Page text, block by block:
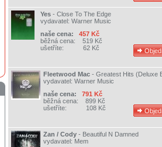
Yes - Close To The Edge
vydavatel: Warner Music
naše cena:
457 Kč
běžná cena: 519 Kč
ušetříte: 62 Kč
Fleetwood Mac - Greatest Hits (Deluxe
vydavatel: Warner Music
naše cena:
791 Kč
běžná cena: 899 Kč
ušetříte: 108 Kč
Zan / Cody - Beautiful N Damned
vydavatel: Mem